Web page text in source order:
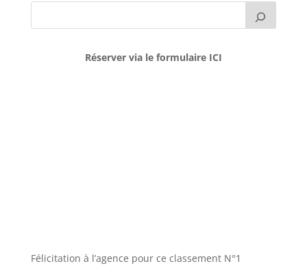
Réserver via le formulaire ICI
Félicitation à l’agence pour ce classement N°1